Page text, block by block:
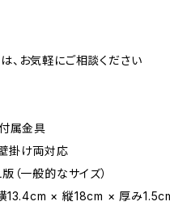
、お気軽にご相談ください
付属金具
掛け両対応
（一般的なサイズ）
横13.4cm × 縦18cm × 厚み